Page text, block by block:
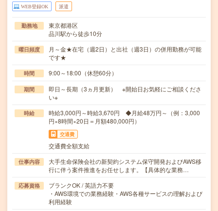
WEB登録OK 派遣
勤務地
東京都港区
品川駅から徒歩10分
曜日頻度
月～金★在宅（週2日）と出社（週3日）の併用勤務が可能
です★
時間 9:00～18:00（休憩60分）
期間
即日～長期（3ヵ月更新） ※開始日お気軽にご相談くださ
い※
時給
時給3,000円～時給3,670円 ◆月給48万円～（例：3,000
円×8時間×20日＝月額480,000円）
交通費
交通費全額支給
仕事内容
大手生命保険会社の新契約システム保守開発およびAWS移
行に伴う案件推進をお任せします。【具体的な業務…
応募資格
ブランクOK / 英語力不要
・AWS環境での業務経験・AWS各種サービスの理解および
利用経験